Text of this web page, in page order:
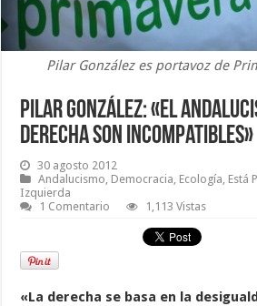
Pilar González es portavoz de
Pilar González: «El
derecha son incompatibles»
30 agosto 2012
Andalucismo Democracia Ecología Está
Izquierda
1 Comentario
1,113 Vistas
«La derecha se basa en la